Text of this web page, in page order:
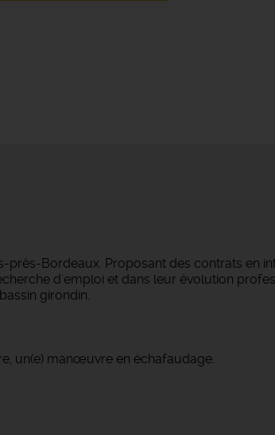
Bordeaux. Proposant des contrats en
d'emploi et dans leur évolution
girondin.
un(e) manœuvre en échafaudage.